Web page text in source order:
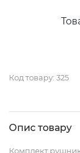
Код товару: 325
Опис товару
Комплект